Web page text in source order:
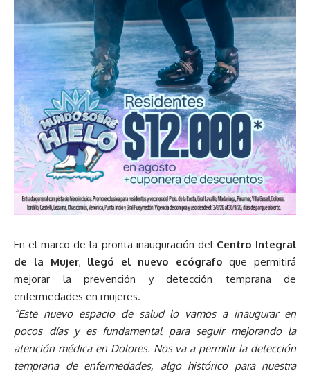
En el marco de la pronta inauguración del Centro Integral
de la Mujer, llegó el nuevo ecógrafo que permitirá
mejorar la prevención y detección temprana de
enfermedades en mujeres.
“Este nuevo espacio de salud lo vamos a inaugurar en
pocos días y es fundamental para seguir mejorando la
atención médica en Dolores. Nos va a permitir la detección
temprana de enfermedades, algo histórico para nuestra